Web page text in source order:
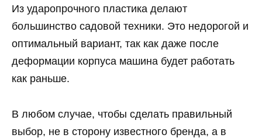
Из ударопрочного пластика делают
большинство садовой техники. Это недорогой и
оптимальный вариант, так как даже после
деформации корпуса машина будет работать
как раньше.
В любом случае, чтобы сделать правильный
выбор, не в сторону известного бренда, а в